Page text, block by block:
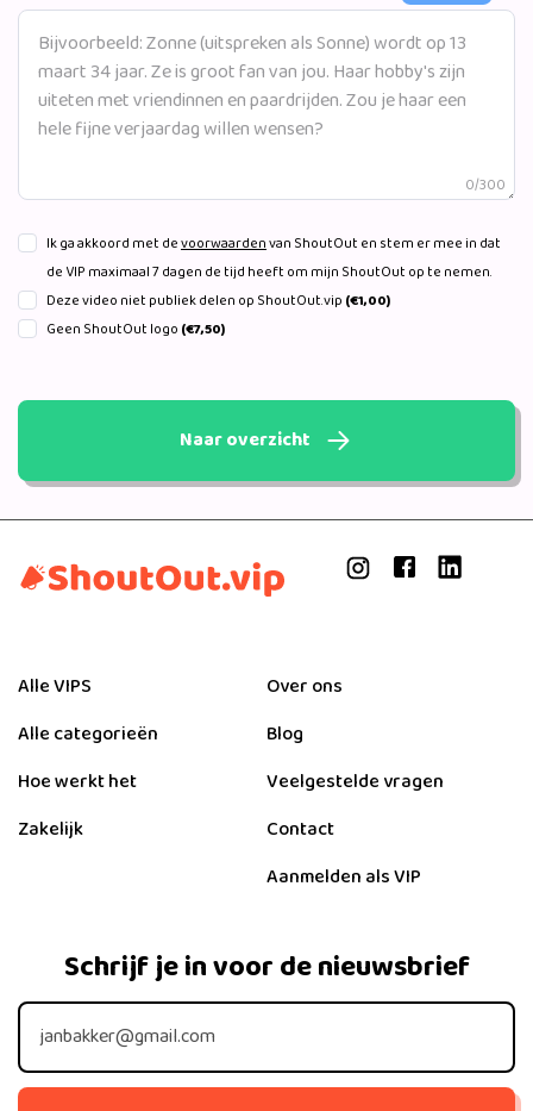
0/300
Ik ga akkoord met devoorwaardenvan ShoutOut en stem er mee in dat
de VIP maximaal 7 dagen de tijd heeft om mijn ShoutOut op te nemen.
Deze video niet publiek delen op ShoutOut.vip (€1,00)
Geen ShoutOut logo (€7,50)
Naar overzicht
Alle VIPS
Alle categorieën
Hoe werkt het
Zakelijk
Over ons
Blog
Veelgestelde vragen
Contact
Aanmelden als VIP
Schrijf je in voor de nieuwsbrief